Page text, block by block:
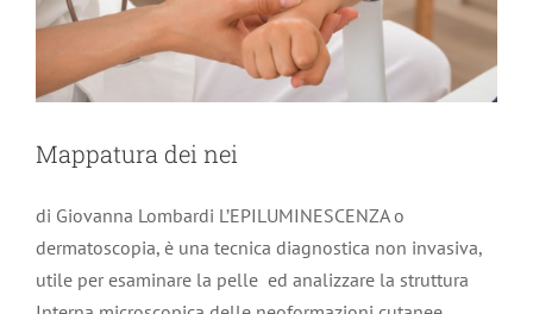
Mappatura dei nei
di Giovanna Lombardi L’EPILUMINESCENZA o
dermatoscopia, è una tecnica diagnostica non invasiva,
utile per esaminare la pelle ed analizzare la struttura